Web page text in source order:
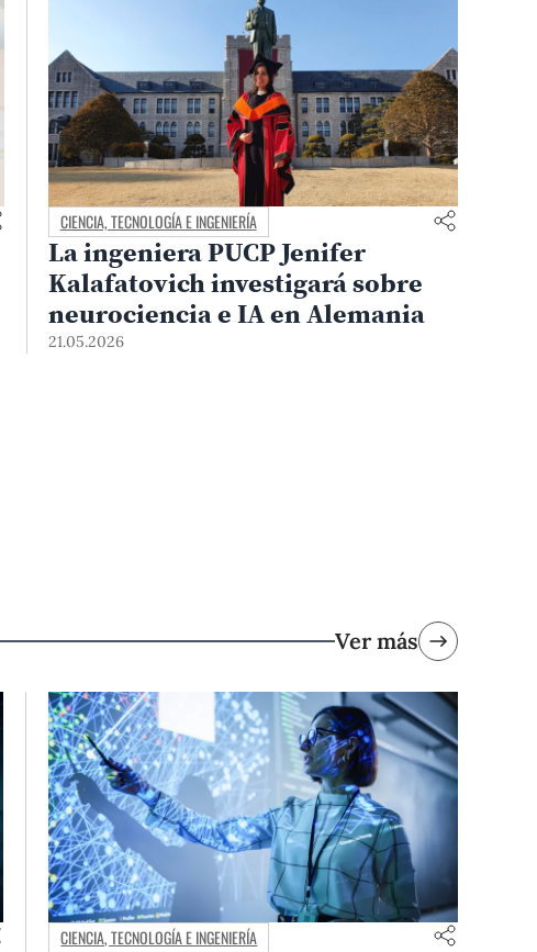
CIENCIA, TECNOLOGÍA E INGENIERÍA
La ingeniera PUCP Jenifer
Kalafatovich investigará sobre
neurociencia e IA en Alemania
21.05.2026
Ver más
CIENCIA, TECNOLOGÍA E INGENIERÍA